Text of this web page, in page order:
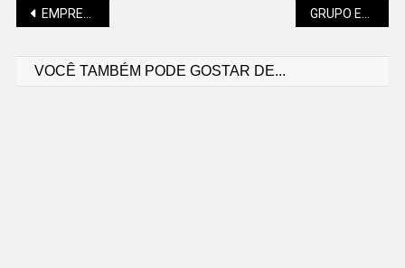
Navegação
EMPRESÁRIOS DO RAMO ALIMENTÍCIO PODEM PARTICIPAR DOS FESTEJOS DOS 150 ANOS GRUPO ESCOTEIRO DESBRAVADOR É HOMENAGEADO
VOCÊ TAMBÉM PODE GOSTAR DE...